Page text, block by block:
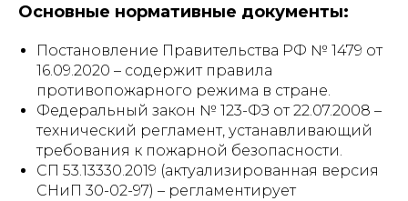
Основные нормативные документы:
Постановление Правительства РФ № 1479 от
16.09.2020 – содержит правила
противопожарного режима в стране.
Федеральный закон № 123-ФЗ от 22.07.2008 –
технический регламент, устанавливающий
требования к пожарной безопасности.
СП 53.13330.2019 (актуализированная версия
СНиП 30-02-97) – регламентирует